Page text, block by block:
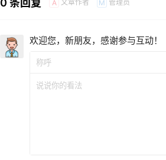
0 条回复 A 文章作者 M 管理员
欢迎您，新朋友，感谢参与互动！